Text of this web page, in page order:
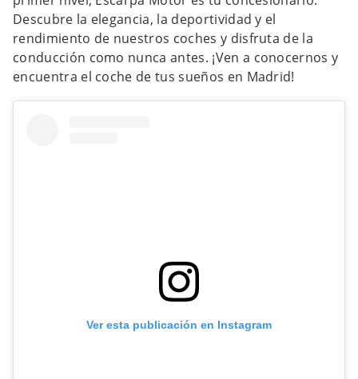
Descubre la elegancia, la deportividad y el
rendimiento de nuestros coches y disfruta de la
conducción como nunca antes. ¡Ven a conocernos y
encuentra el coche de tus sueños en Madrid!
Ver esta publicación en Instagram